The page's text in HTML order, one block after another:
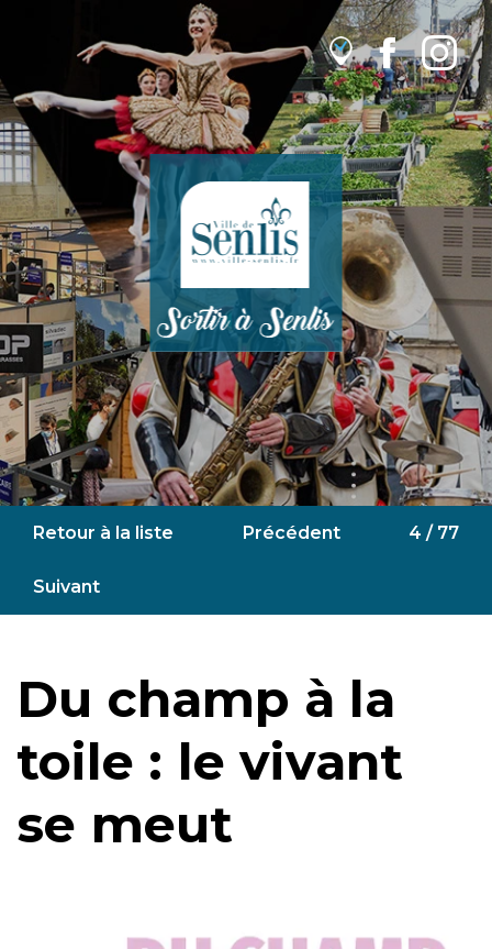
Retour à la liste Précédent 4 / 77
Suivant
Du champ à la
toile : le vivant
se meut